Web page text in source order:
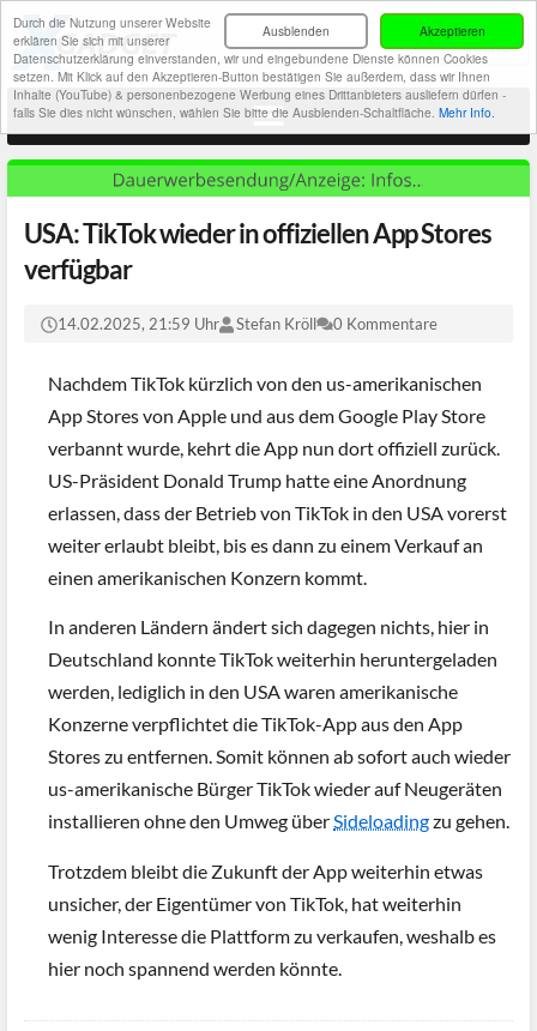
Akzeptieren
Ausblenden
Durch die Nutzung unserer Website
erklären Sie sich mit unserer
Datenschutzerklärung einverstanden, wir und eingebundene Dienste können Cookies
setzen. Mit Klick auf den Akzeptieren-Button bestätigen Sie außerdem, dass wir Ihnen
Inhalte (YouTube) & personenbezogene Werbung eines Drittanbieters ausliefern dürfen -
falls Sie dies nicht wünschen, wählen Sie bitte die Ausblenden-Schaltfläche. Mehr Info.
USA: TikTok wieder in offiziellen App Stores
verfügbar
14.02.2025, 21:59 Uhr Stefan Kröll 0 Kommentare
Nachdem TikTok kürzlich von den us-amerikanischen
App Stores von Apple und aus dem Google Play Store
verbannt wurde, kehrt die App nun dort offiziell zurück.
US-Präsident Donald Trump hatte eine Anordnung
erlassen, dass der Betrieb von TikTok in den USA vorerst
weiter erlaubt bleibt, bis es dann zu einem Verkauf an
einen amerikanischen Konzern kommt.
In anderen Ländern ändert sich dagegen nichts, hier in
Deutschland konnte TikTok weiterhin heruntergeladen
werden, lediglich in den USA waren amerikanische
Konzerne verpflichtet die TikTok-App aus den App
Stores zu entfernen. Somit können ab sofort auch wieder
us-amerikanische Bürger TikTok wieder auf Neugeräten
installieren ohne den Umweg überSideloadingzu gehen.
Trotzdem bleibt die Zukunft der App weiterhin etwas
unsicher, der Eigentümer von TikTok, hat weiterhin
wenig Interesse die Plattform zu verkaufen, weshalb es
hier noch spannend werden könnte.